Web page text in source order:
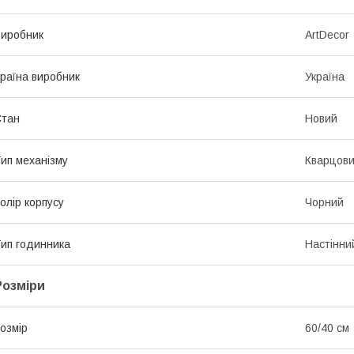
ArtDecor
виробник Україна
Новий
механізму
корпусу Чорний
годинника
60/40 см